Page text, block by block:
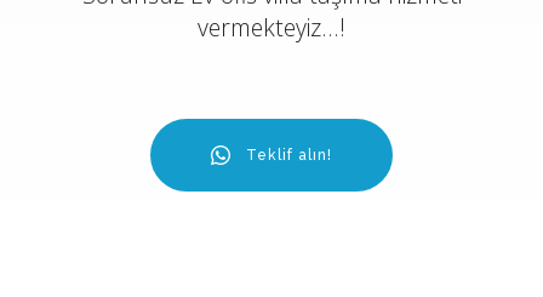
vermekteyiz...!
Teklif alın!